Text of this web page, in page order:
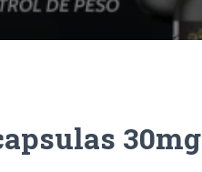
30mg